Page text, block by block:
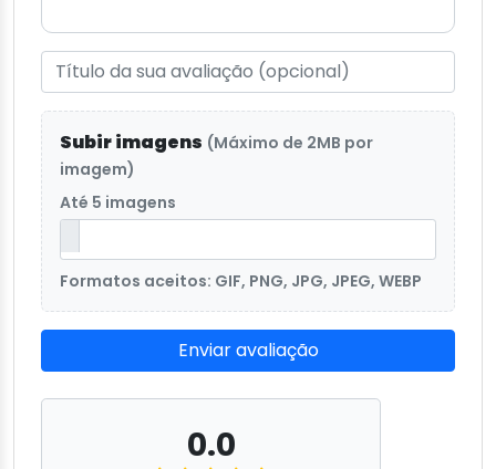
Subir imagens (Máximo de 2MB por
imagem)
Até 5 imagens
Formatos aceitos: GIF, PNG, JPG, JPEG, WEBP
Enviar avaliação
0.0